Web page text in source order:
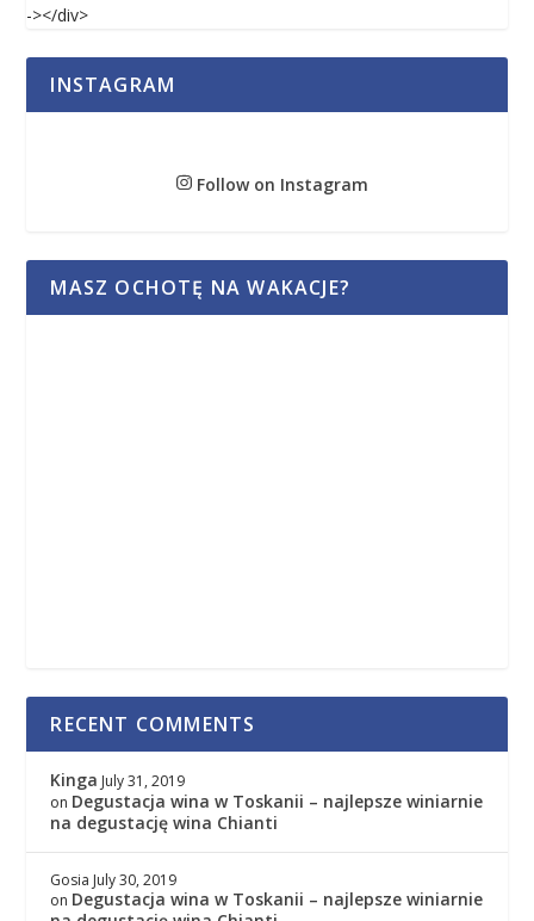
-></div>
INSTAGRAM
Follow on Instagram
MASZ OCHOTĘ NA WAKACJE?
RECENT COMMENTS
Kinga July 31, 2019
on Degustacja wina w Toskanii – najlepsze winiarnie
na degustację wina Chianti
Gosia July 30, 2019
on Degustacja wina w Toskanii – najlepsze winiarnie